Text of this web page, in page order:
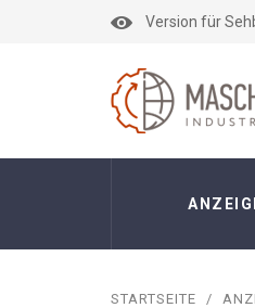
Version für
STARTSEITE /